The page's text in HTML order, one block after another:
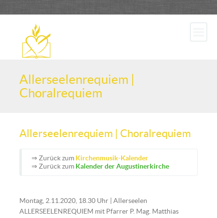
Allerseelenrequiem |
Choralrequiem
Allerseelenrequiem | Choralrequiem
⇒ Zurück zum Kirchenmusik-Kalender
⇒ Zurück zum Kalender der Augustinerkirche
Montag, 2.11.2020, 18.30 Uhr | Allerseelen
ALLERSEELENREQUIEM mit Pfarrer P. Mag. Matthias